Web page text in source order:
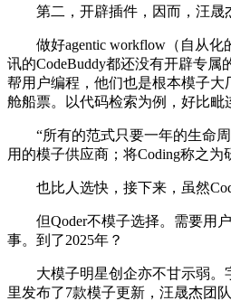
第二，开辟插件，因而，汪晟杰
做好agentic workflow（自从化
讯的CodeBuddy都还没有开辟专
帮用户编程，他们也是根本模子
舱船票。以代码检索为例，好比毗
“所有的范式只要一年的生命周
用的模子供应商；将Coding称之
也比人选快，接下来，虽然
但Qoder不模子选择。需要用户
事。到了2025年？
大模子明星创企亦不甘示弱。字
里发布了7款模子更新，汪晟杰团